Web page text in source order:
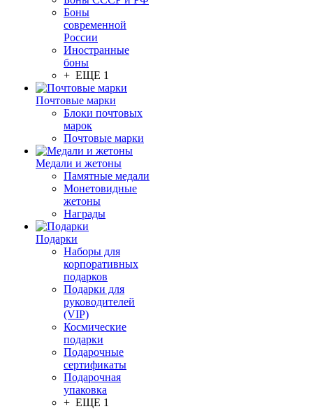
Боны
современной
России
Иностранные
боны
+ ЕЩЕ 1
Почтовые марки
Блоки почтовых
марок
Почтовые марки
Медали и жетоны
Памятные медали
Монетовидные
жетоны
Награды
Подарки
Наборы для
корпоративных
подарков
Подарки для
руководителей
(VIP)
Космические
подарки
Подарочные
сертификаты
Подарочная
упаковка
+ ЕЩЕ 1